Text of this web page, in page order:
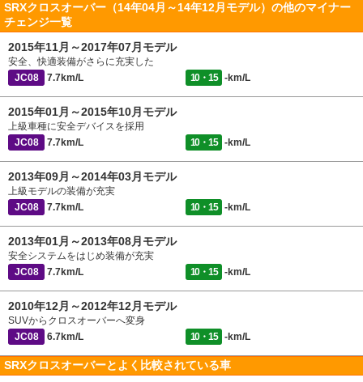
SRXクロスオーバー（14年04月～14年12月モデル）の他のマイナー
チェンジ一覧
2015年11月～2017年07月モデル
安全、快適装備がさらに充実した
JC08
7.7km/L 10・15 -km/L
2015年01月～2015年10月モデル
上級車種に安全デバイスを採用
JC08
7.7km/L 10・15 -km/L
2013年09月～2014年03月モデル
上級モデルの装備が充実
JC08
7.7km/L 10・15 -km/L
2013年01月～2013年08月モデル
安全システムをはじめ装備が充実
JC08
7.7km/L 10・15 -km/L
2010年12月～2012年12月モデル
SUVからクロスオーバーへ変身
JC08
6.7km/L 10・15 -km/L
SRXクロスオーバーとよく比較されている車